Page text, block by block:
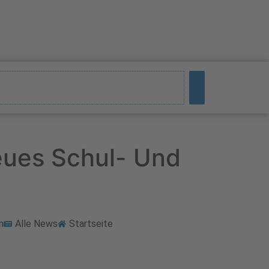
Schul- Und
Alle News Startseite